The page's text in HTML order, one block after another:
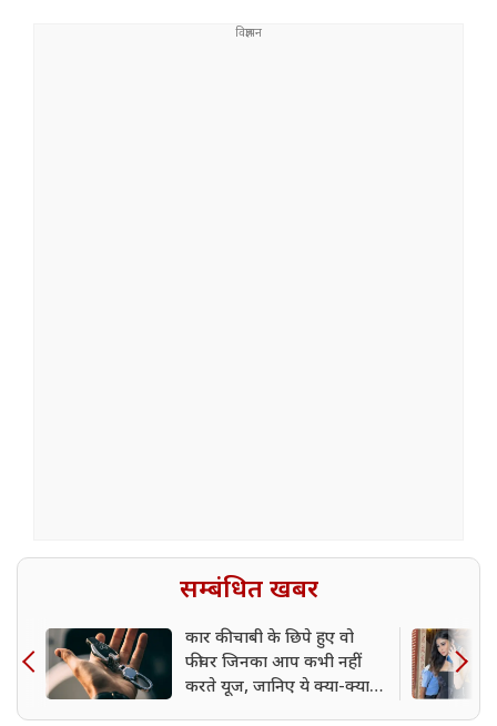
सम्बंधित खबर
कार की चाबी के छिपे हुए वो
फीचर जिनका आप कभी नहीं
करते यूज, जानिए ये क्या-क्या